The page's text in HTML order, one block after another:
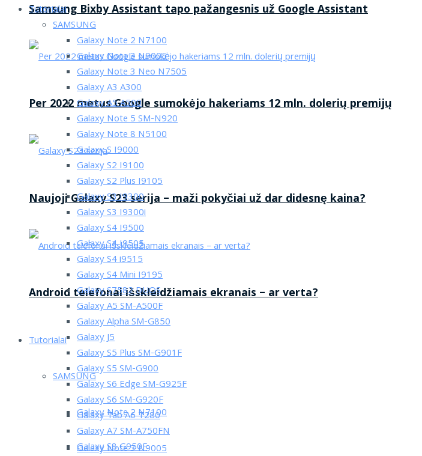
Samsung Bixby Assistant tapo pažangesnis už Google Assistant
Per 2022 metus Google sumokėjo hakeriams 12 mln. dolerių premijų
Naujoji Galaxy S23 serija – maži pokyčiai už dar didesnę kaina?
Android telefonai išskleidžiamais ekranais – ar verta?
Tutorialai
SAMSUNG
Galaxy Note 2 N7100
Galaxy Note 3 N9005
Tutorialai
SAMSUNG
Galaxy Note 2 N7100
Galaxy Note 3 N9005
Galaxy Note 3 Neo N7505
Galaxy A3 A300
Galaxy A5 A500
Galaxy Note 5 SM-N920
Galaxy Note 8 N5100
Galaxy S I9000
Galaxy S2 I9100
Galaxy S2 Plus I9105
Galaxy S3 I9300
Galaxy S3 I9300i
Galaxy S4 I9500
Galaxy S4 I9505
Galaxy S4 i9515
Galaxy S4 Mini I9195
Galaxy S7582 DUOS
Galaxy A5 SM-A500F
Galaxy Alpha SM-G850
Galaxy J5
Galaxy S5 Plus SM-G901F
Galaxy S5 SM-G900
Galaxy S6 Edge SM-G925F
Galaxy S6 SM-G920F
Galaxy Tab A6 T280
Galaxy A7 SM-A750FN
Galaxy S8 G950F